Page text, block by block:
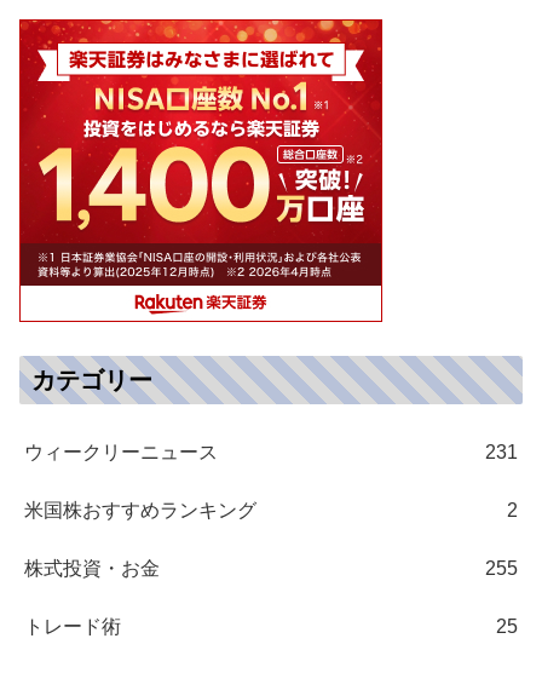
カテゴリー
ウィークリーニュース 231
米国株おすすめランキング 2
株式投資・お金 255
トレード術 25